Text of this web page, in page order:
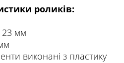
роликів:
23 мм
виконані з пластику